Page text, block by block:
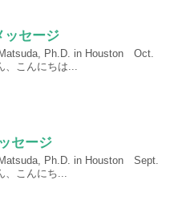
ッセージ
Ph.D. in Houston Oct.
、こんにちは...
セージ
Ph.D. in Houston Sept.
、こんにち...